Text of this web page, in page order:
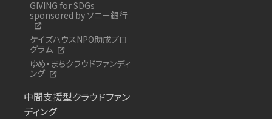
GIVING for SDGs
sponsored by ソニー銀行
ケイズハウスNPO助成プロ
グラム
ゆめ・まちクラウドファンディ
ング
中間支援型クラウドファン
ディング